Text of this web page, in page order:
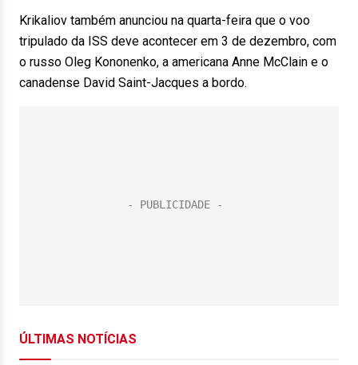
Krikaliov também anunciou na quarta-feira que o voo
tripulado da ISS deve acontecer em 3 de dezembro, com
o russo Oleg Kononenko, a americana Anne McClain e o
canadense David Saint-Jacques a bordo.